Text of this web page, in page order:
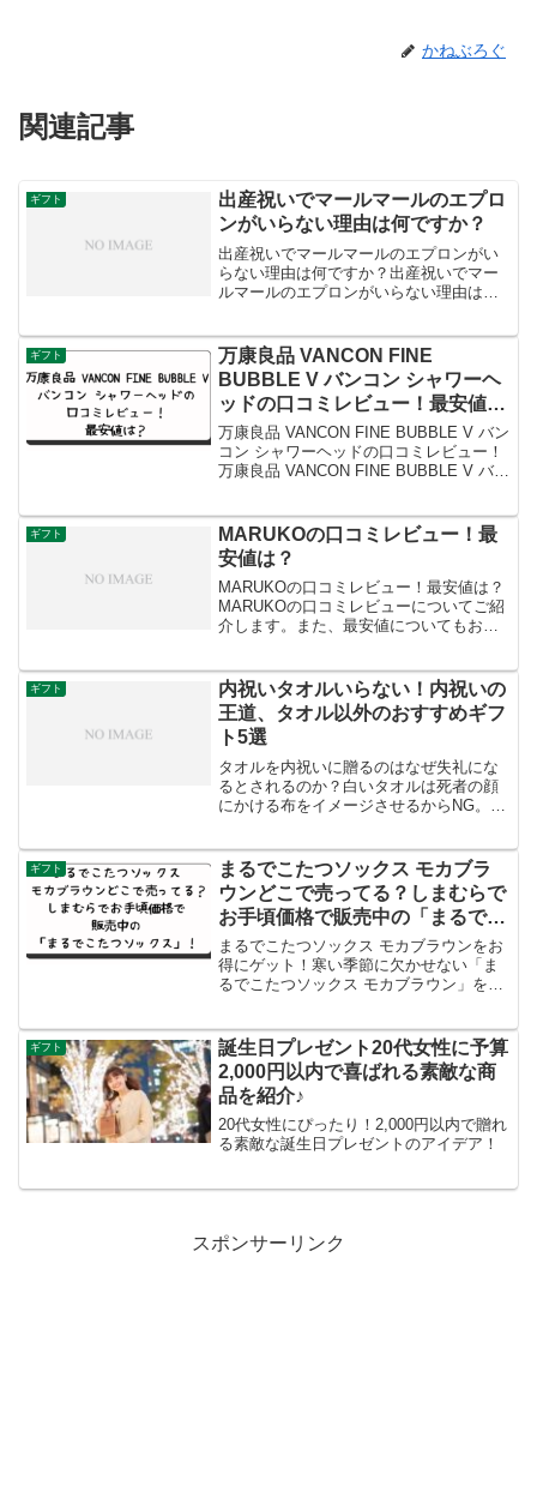
かねぶろぐ
関連記事
ギフト
出産祝いでマールマールのエプロ
ンがいらない理由は何ですか？
出産祝いでマールマールのエプロンがい
らない理由は何ですか？出産祝いでマー
ルマールのエプロンがいらない理由は何
好みやニーズによるものです。以下に、
エプロンがいらない理由の...
ギフト
万康良品 VANCON FINE
BUBBLE V バンコン シャワーヘ
ッドの口コミレビュー！最安値
は？
万康良品 VANCON FINE BUBBLE V バン
コン シャワーヘッドの口コミレビュー！
万康良品 VANCON FINE BUBBLE V バン
ー...
ギフト
MARUKOの口コミレビュー！最
安値は？
MARUKOの口コミレビュー！最安値は？
MARUKOの口コミレビューについてご紹
介します。また、最安値についてもお伝
ぞ。【PR】画像は公式サイトのリンクで
す。MARU...
ギフト
内祝いタオルいらない！内祝いの
王道、タオル以外のおすすめギフ
ト5選
タオルを内祝いに贈るのはなぜ失礼にな
るとされるのか？白いタオルは死者の顔
にかける布をイメージさせるからNG。タ
が内祝いに人気の理由は何か？タオルを
受け取って嬉しくない理...
ギフト
まるでこたつソックス モカブラ
ウンどこで売ってる？しまむらで
お手頃価格で販売中の「まるでこ
たつソックス」！
まるでこたつソックス モカブラウンをお
得にゲット！寒い季節に欠かせない「ま
るでこたつソックス モカブラウン」をお
ショッピングを楽しんでみてください！
1. 楽天市場 - ...
ギフト
誕生日プレゼント20代女性に予算
2,000円以内で喜ばれる素敵な商
品を紹介♪
20代女性にぴったり！2,000円以内で贈れ
る素敵な誕生日プレゼントのアイデア！
スポンサーリンク